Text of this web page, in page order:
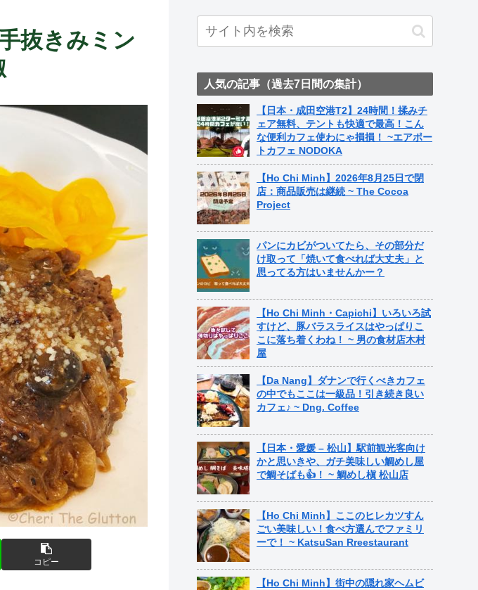
抜きみミン
コピー
人気の記事（過去7日間の集計）
【日本・成田空港T2】24時間！揉みチ
ェア無料、テントも快適で最高！こん
な便利カフェ使わにゃ損損！ ~エアポー
トカフェ NODOKA
【Ho Chi Minh】2026年8月25日で閉
店：商品販売は継続 ~ The Cocoa
Project
パンにカビがついてたら、その部分だ
け取って「焼いて食べれば大丈夫」と
思ってる方はいませんかー？
【Ho Chi Minh・Capichi】いろいろ試
すけど、豚バラスライスはやっぱりこ
こに落ち着くわね！ ~ 男の食材店木村
屋
【Da Nang】ダナンで行くべきカフェ
の中でもここは一級品！引き続き良い
カフェ♪ ~ Dng. Coffee
【日本・愛媛 – 松山】駅前観光客向け
かと思いきや、ガチ美味しい鯛めし屋
で鯛そばも👍！ ~ 鯛めし槇 松山店
【Ho Chi Minh】ここのヒレカツすん
ごい美味しい！食べ方選んでファミリ
ーで！ ~ KatsuSan Rreestaurant
【Ho Chi Minh】街中の隠れ家ヘムビ